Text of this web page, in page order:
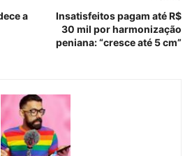
a
Insatisfeitos pagam até R$
30 mil por harmonização
peniana: “cresce até 5 cm”